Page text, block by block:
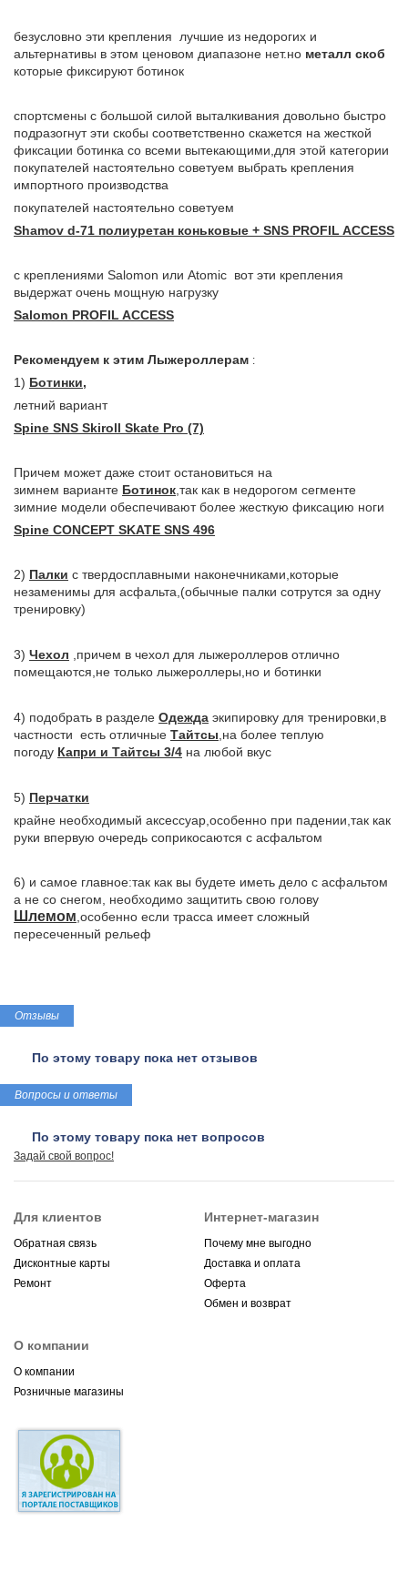
безусловно эти крепления лучшие из недорогих и
альтернативы в этом ценовом диапазоне нет.но металл скоб
которые фиксируют ботинок
спортсмены с большой силой выталкивания довольно быстро
подразогнут эти скобы соответственно скажется на жесткой
фиксации ботинка со всеми вытекающими,для этой категории
покупателей настоятельно советуем выбрать крепления
импортного производства
покупателей настоятельно советуем
Shamov d-71 полиуретан коньковые + SNS PROFIL ACCESS
с креплениями Salomon или Atomic вот эти крепления
выдержат очень мощную нагрузку
Salomon PROFIL ACCESS
Рекомендуем к этим Лыжероллерам :
1) Ботинки,
летний вариант
Spine SNS Skiroll Skate Pro (7)
Причем может даже стоит остановиться на
зимнем варианте Ботинок ,так как в недорогом сегменте
зимние модели обеспечивают более жесткую фиксацию ноги
Spine CONCEPT SKATE SNS 496
2) Палки с твердосплавными наконечниками,которые
незаменимы для асфальта ,(обычные палки сотрутся за одну
тренировку)
3) Чехол ,причем в чехол для лыжероллеров отлично
помещаются,не только лыжероллеры,но и ботинки
4) подобрать в разделе Одежда экипировку для тренировки, в
частности есть отличные Тайтсы ,на более теплую
погоду Капри и Тайтсы 3/4 на любой вкус
5) Перчатки
крайне необходимый аксессуар,особенно при падении,так как
руки впервую очередь соприкосаются с асфальтом
6) и самое главное:так как вы будете иметь дело с асфальтом
а не со снегом, необходимо защитить свою голову
Шлемом ,особенно если трасса имеет сложный
пересеченный рельеф
Отзывы
По этому товару пока нет отзывов
Вопросы и ответы
По этому товару пока нет вопросов
Задай свой вопрос!
Для клиентов
Обратная связь
Дисконтные карты
Ремонт
Интернет-магазин
Почему мне выгодно
Доставка и оплата
Оферта
Обмен и возврат
О компании
О компании
Розничные магазины